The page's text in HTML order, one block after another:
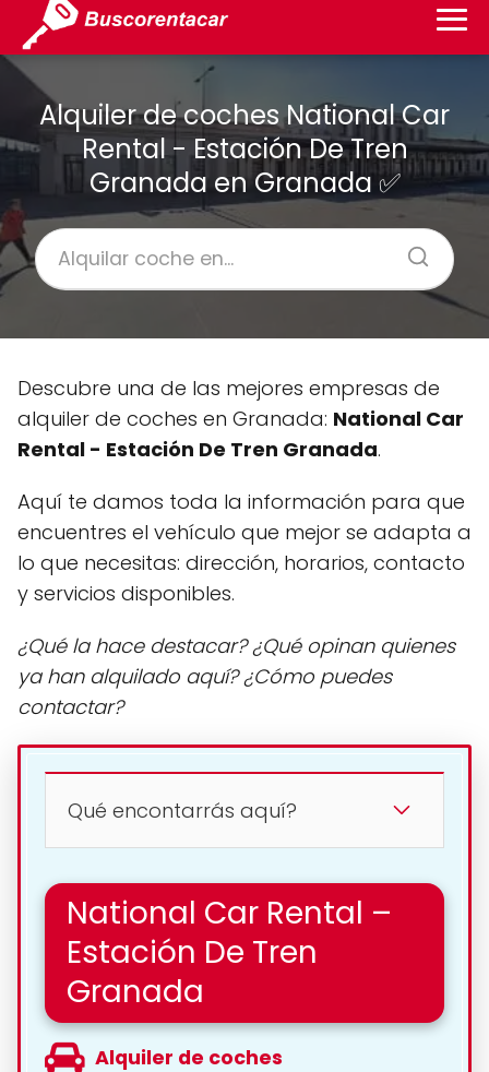
Alquiler de coches National Car
Rental - Estación De Tren
Granada en Granada ✅
Descubre una de las mejores empresas de
alquiler de coches en Granada: National Car
Rental - Estación De Tren Granada.
Aquí te damos toda la información para que
encuentres el vehículo que mejor se adapta a
lo que necesitas: dirección, horarios, contacto
y servicios disponibles.
¿Qué la hace destacar? ¿Qué opinan quienes
ya han alquilado aquí? ¿Cómo puedes
contactar?
Qué encontarrás aquí?
National Car Rental –
Estación De Tren
Granada
Alquiler de coches